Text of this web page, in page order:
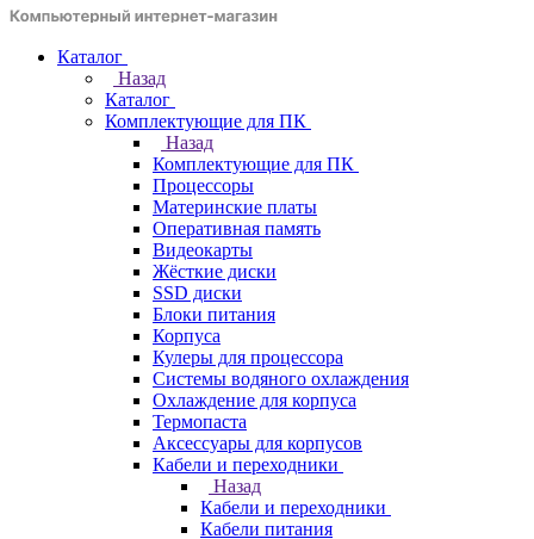
Каталог
Назад
Каталог
Комплектующие для ПК
Назад
Комплектующие для ПК
Процессоры
Материнские платы
Оперативная память
Видеокарты
Жёсткие диски
SSD диски
Блоки питания
Корпуса
Кулеры для процессора
Системы водяного охлаждения
Охлаждение для корпуса
Термопаста
Аксессуары для корпусов
Кабели и переходники
Назад
Кабели и переходники
Кабели питания